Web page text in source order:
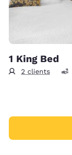
1 King Bed
2 clients